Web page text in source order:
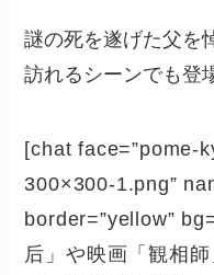
謎の死を遂げた父を
訪れるシーンでも登
[chat face=”pome-
300×300-1.png”
border=”yellow”
后」や映画「観相